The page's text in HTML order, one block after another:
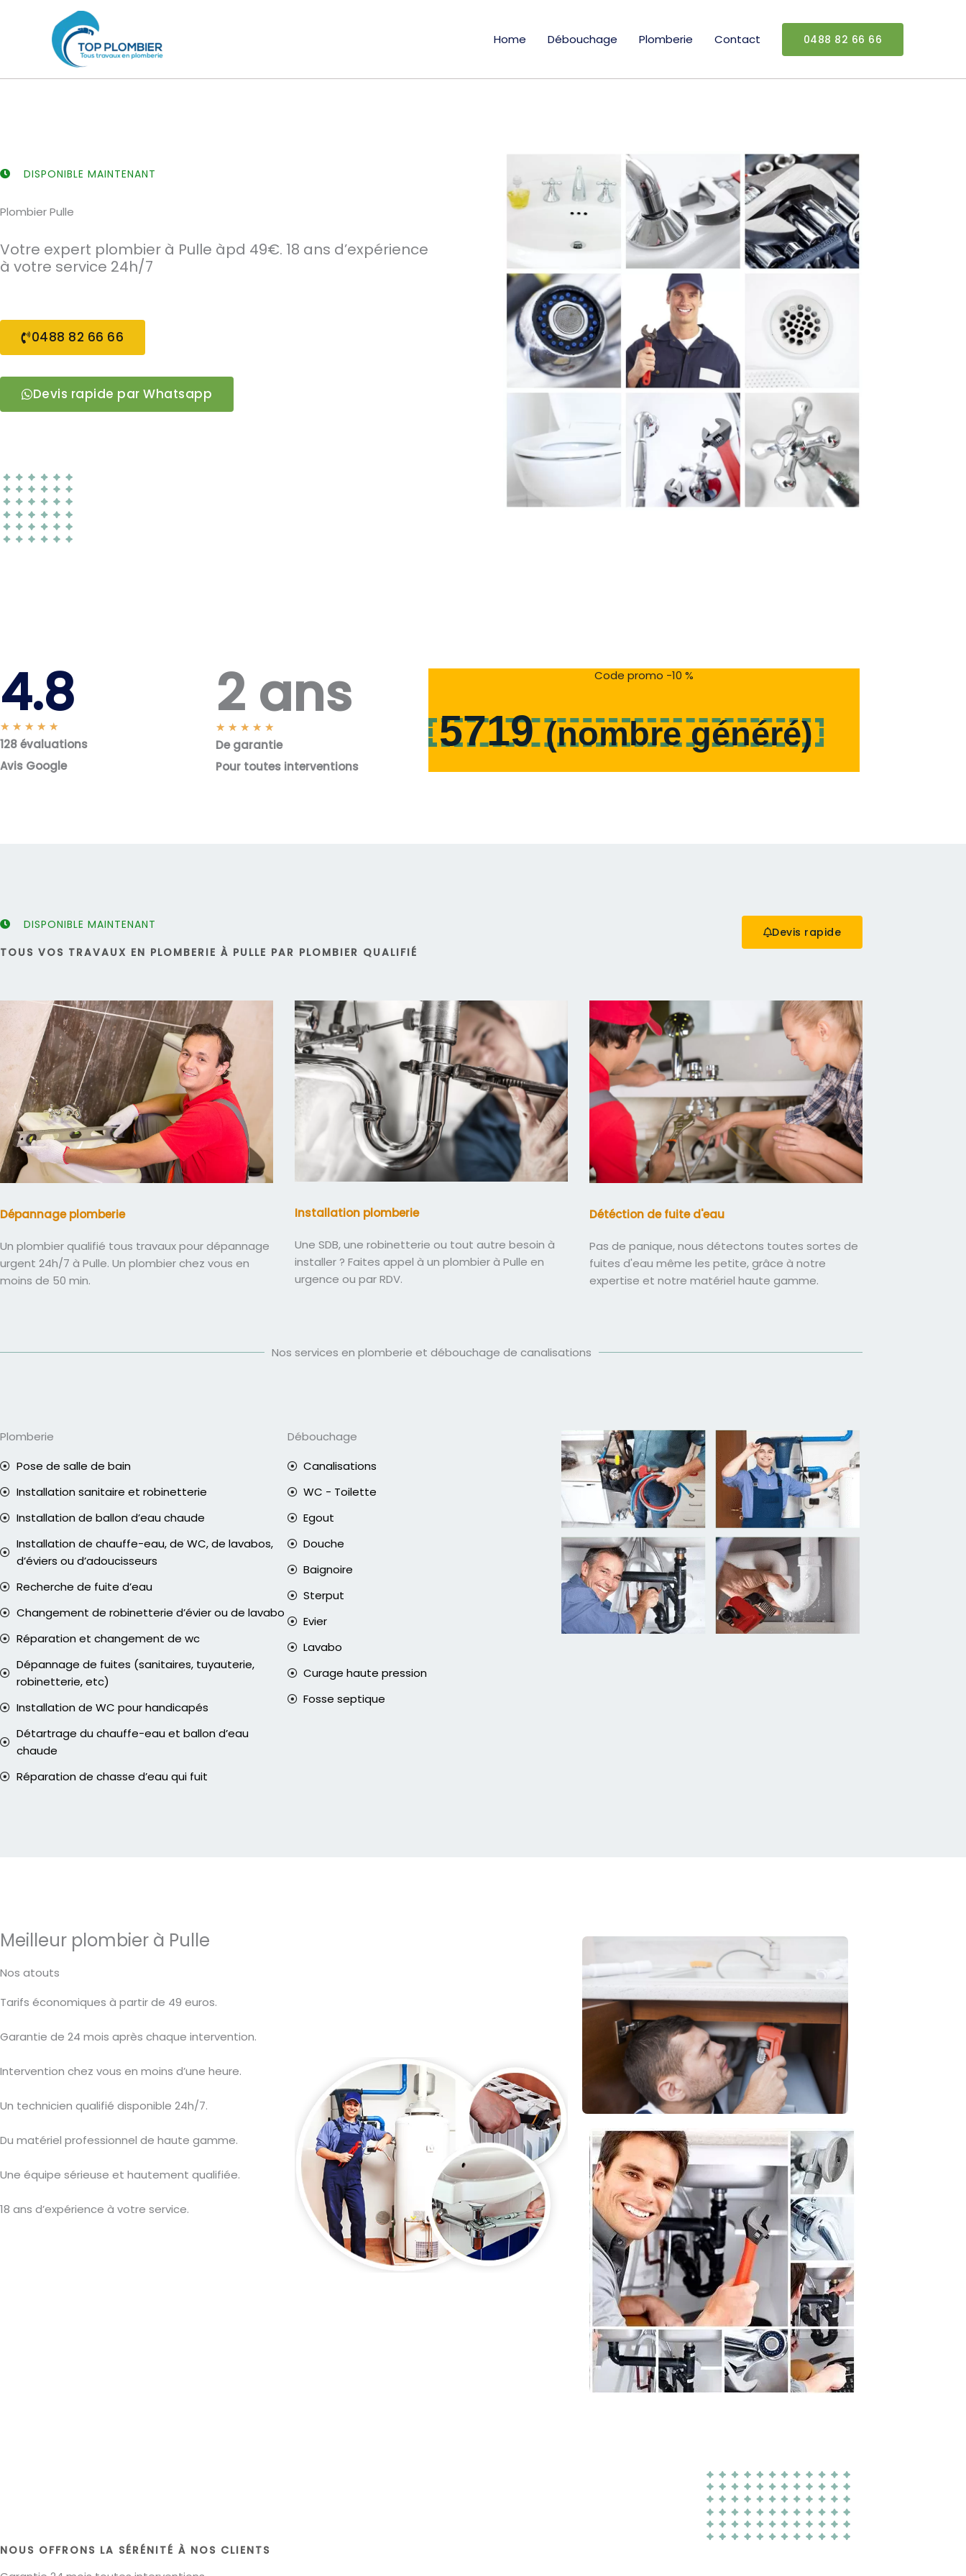
Home Débouchage Plomberie Contact 0488 82 66 66
DISPONIBLE MAINTENANT
Plombier Pulle
Votre expert plombier à Pulle àpd 49€. 18 ans d’expérience
à votre service 24h/7
0488 82 66 66
Devis rapide par Whatsapp
4.8
★ ★ ★ ★ ★
o
t
128 évaluations
Avis Google
2 ans
★ ★ ★ ★ ★
o
De garantie
Pour toutes interventions
Code promo -10 %
5719(nombre généré)
DISPONIBLE MAINTENANT
TOUS VOS TRAVAUX EN PLOMBERIE À PULLE PAR PLOMBIER QUALIFIÉ
Devis rapide
Dépannage plomberie
Un plombier qualifié tous travaux pour dépannage
urgent 24h/7 à Pulle. Un plombier chez vous en
moins de 50 min.
Installation plomberie
Une SDB, une robinetterie ou tout autre besoin à
installer ? Faites appel à un plombier à Pulle en
urgence ou par RDV.
Détéction de fuite d'eau
Pas de panique, nous détectons toutes sortes de
fuites d'eau même les petite, grâce à notre
expertise et notre matériel haute gamme.
Nos services en plomberie et débouchage de canalisations
Plomberie
Pose de salle de bain
Installation sanitaire et robinetterie
Installation de ballon d’eau chaude
Installation de chauffe-eau, de WC, de lavabos,
d’éviers ou d’adoucisseurs
Recherche de fuite d’eau
Changement de robinetterie d’évier ou de lavabo
Réparation et changement de wc
Dépannage de fuites (sanitaires, tuyauterie,
robinetterie, etc)
Installation de WC pour handicapés
Détartrage du chauffe-eau et ballon d’eau
chaude
Réparation de chasse d’eau qui fuit
Débouchage
Canalisations
WC - Toilette
Egout
Douche
Baignoire
Sterput
Evier
Lavabo
Curage haute pression
Fosse septique
Meilleur plombier à Pulle
Nos atouts
Tarifs économiques à partir de 49 euros.
Garantie de 24 mois après chaque intervention.
Intervention chez vous en moins d’une heure.
Un technicien qualifié disponible 24h/7.
Du matériel professionnel de haute gamme.
Une équipe sérieuse et hautement qualifiée.
18 ans d’expérience à votre service.
NOUS OFFRONS LA SÉRÉNITÉ À NOS CLIENTS